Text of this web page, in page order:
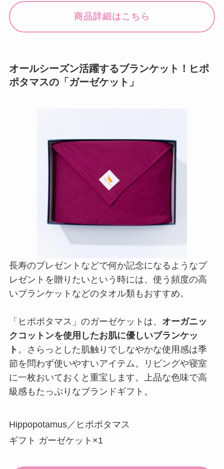
商品詳細はこちら
オールシーズン活躍するブランケット！ヒポ
ポタマスの「ガーゼケット」
長寿のプレゼントなどで何か記念になるようなプ
レゼントを贈りたいという時には、使う頻度の高
いブランケットなどのタオル類もおすすめ。
「ヒポポタマス」のガーゼケットは、 オーガニッ
クコットンを使用したお肌に優しいブランケッ
ト 。さらっとした肌触りでしなやかな使用感は季
節を問わず使いやすいアイテム。リビングや寝室
に一枚おいておくと重宝します。上品な色味で高
級感もたっぷりなブランドギフト。
Hippopotamus／ヒポポタマス
ギフト ガーゼケット×1